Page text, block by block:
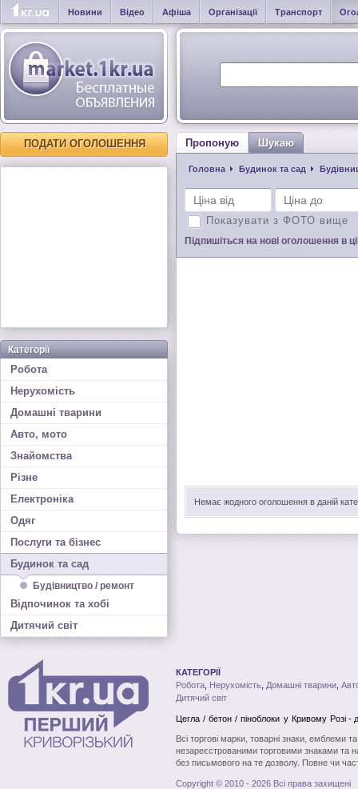
Новини Відео Афіша Організації Транспорт
ПОДАТИ ОГОЛОШЕННЯ
Категорії
Робота
Нерухомість
Домашні тварини
Авто, мото
Знайомства
Різне
Електроніка
Одяг
Послуги та бізнес
Будинок та сад
Будівництво / ремонт
Відпочинок та хобі
Дитячий світ
Пропоную Шукаю
Головна Будинок та сад
Показувати з ФОТО вище
Підпишіться на нові оголошення в
Немає жодного оголошення в даній
КАТЕГОРІЇ
Робота Нерухомість Домашні тварини
Дитячий світ
Цегла / бетон / піноблоки у Кривому Розі-
Всі торгові марки, товарні знаки, емблеми
незареєстрованими торговими знаками та
без письмового на те дозволу. Повне чи
Copyright © 2010 - 2026 Всі права захищені